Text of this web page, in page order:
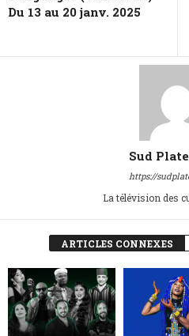
Du 13 au 20 janv. 2025
Sud
https://
La télévision des
ARTICLES CONNEXES